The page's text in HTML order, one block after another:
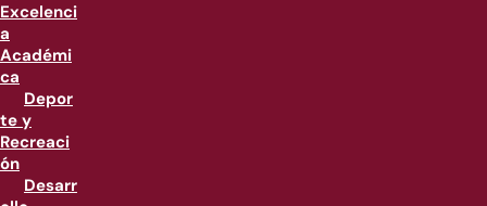
Excelenci
a
Académi
ca
Depor
te y
Recreaci
ón
Desarr